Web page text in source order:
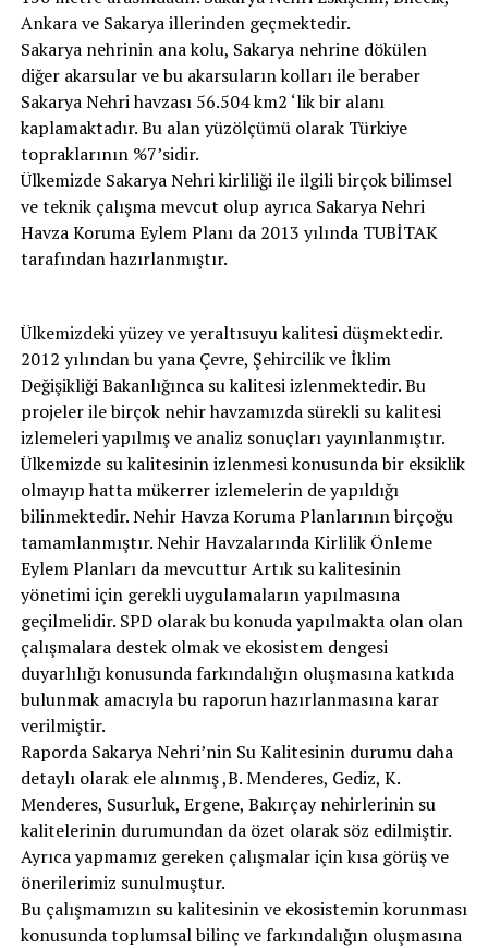
Ankara ve Sakarya illerinden geçmektedir.
Sakarya nehrinin ana kolu, Sakarya nehrine dökülen
diğer akarsular ve bu akarsuların kolları ile beraber
Sakarya Nehri havzası 56.504 km2 ‘lik bir alanı
kaplamaktadır. Bu alan yüzölçümü olarak Türkiye
topraklarının %7’sidir.
Ülkemizde Sakarya Nehri kirliliği ile ilgili birçok bilimsel
ve teknik çalışma mevcut olup ayrıca Sakarya Nehri
Havza Koruma Eylem Planı da 2013 yılında TUBİTAK
tarafından hazırlanmıştır.
Ülkemizdeki yüzey ve yeraltısuyu kalitesi düşmektedir.
2012 yılından bu yana Çevre, Şehircilik ve İklim
Değişikliği Bakanlığınca su kalitesi izlenmektedir. Bu
projeler ile birçok nehir havzamızda sürekli su kalitesi
izlemeleri yapılmış ve analiz sonuçları yayınlanmıştır.
Ülkemizde su kalitesinin izlenmesi konusunda bir eksiklik
olmayıp hatta mükerrer izlemelerin de yapıldığı
bilinmektedir. Nehir Havza Koruma Planlarının birçoğu
tamamlanmıştır. Nehir Havzalarında Kirlilik Önleme
Eylem Planları da mevcuttur Artık su kalitesinin
yönetimi için gerekli uygulamaların yapılmasına
geçilmelidir. SPD olarak bu konuda yapılmakta olan olan
çalışmalara destek olmak ve ekosistem dengesi
duyarlılığı konusunda farkındalığın oluşmasına katkıda
bulunmak amacıyla bu raporun hazırlanmasına karar
verilmiştir.
Raporda Sakarya Nehri’nin Su Kalitesinin durumu daha
detaylı olarak ele alınmış ,B. Menderes, Gediz, K.
Menderes, Susurluk, Ergene, Bakırçay nehirlerinin su
kalitelerinin durumundan da özet olarak söz edilmiştir.
Ayrıca yapmamız gereken çalışmalar için kısa görüş ve
önerilerimiz sunulmuştur.
Bu çalışmamızın su kalitesinin ve ekosistemin korunması
konusunda toplumsal bilinç ve farkındalığın oluşmasına